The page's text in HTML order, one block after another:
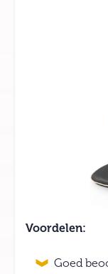
Voordelen:
Goed